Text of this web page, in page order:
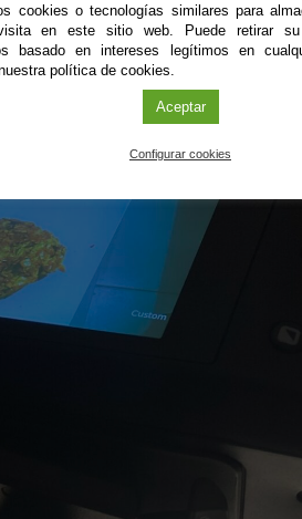
cookies o tecnologías similares para
en este sitio web. Puede retirar su
basado en intereses legítimos en
política de cookies.
Aceptar
Configurar cookies